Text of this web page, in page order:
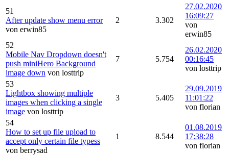
51
After update show menu error
von erwin85
2 3.302
27.02.2020
16:09:27
von
erwin85
52
Mobile Nav Dropdown doesn't
push miniHero Background
image down von losttrip
7 5.754
26.02.2020
00:16:45
von losttrip
53
Lightbox showing multiple
images when clicking a single
image von losttrip
3 5.405
29.09.2019
11:01:22
von florian
54
How to set up file upload to
accept only certain file typess
von berrysad
1 8.544
01.08.2019
17:38:28
von florian